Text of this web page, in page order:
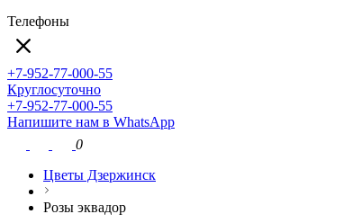
Телефоны
+7-952-77-000-55
Круглосуточно
+7-952-77-000-55
Напишите нам в WhatsApp
0
Цветы Дзержинск
Розы эквадор